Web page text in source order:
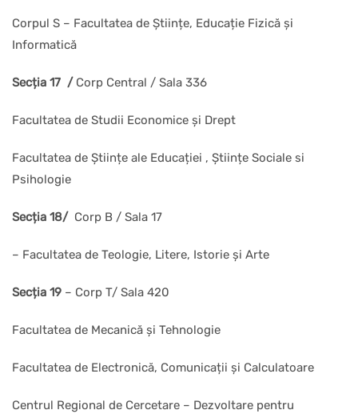
Corpul S – Facultatea de Științe, Educație Fizică și
Informatică
Secția 17 / Corp Central / Sala 336
Facultatea de Studii Economice și Drept
Facultatea de Științe ale Educației , Științe Sociale si
Psihologie
Secția 18/Corp B / Sala 17
– Facultatea de Teologie, Litere, Istorie și Arte
Secția 19 – Corp T/ Sala 420
Facultatea de Mecanică și Tehnologie
Facultatea de Electronică, Comunicații și Calculatoare
Centrul Regional de Cercetare – Dezvoltare pentru